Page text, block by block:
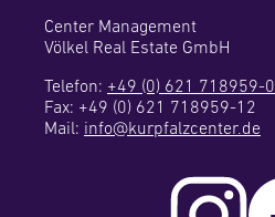
Center Management
Völkel Real Estate GmbH
Telefon: +49 (0) 621 718959-0
Fax: +49 (0) 621 718959-12
Mail: info@kurpfalzcenter.de